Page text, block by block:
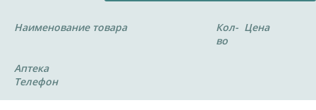
Наименование товара
Кол-
во
Цена
Аптека
Телефон